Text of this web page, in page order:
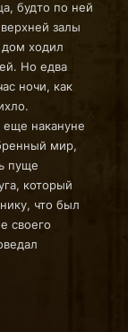
будто по ней
залы
дом ходил
Но едва
ночи, как
накануне
мир,
пуще
который
что был
своего